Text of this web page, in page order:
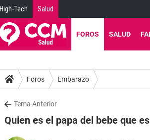
High-Tech Salud
FOROS SALUD
Foros Embarazo
Tema Anterior
Quien es el papa del bebe que